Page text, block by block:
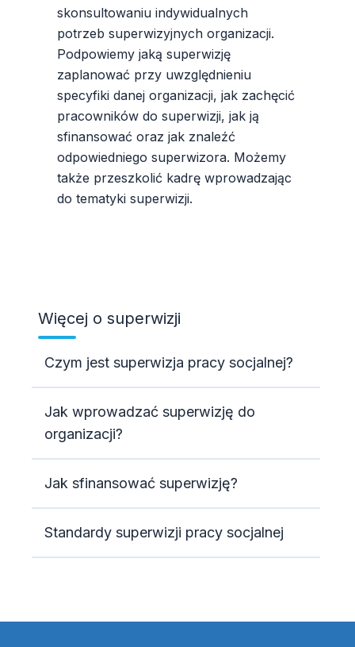
skonsultowaniu indywidualnych
potrzeb superwizyjnych organizacji.
Podpowiemy jaką superwizję
zaplanować przy uwzględnieniu
specyfiki danej organizacji, jak zachęcić
pracowników do superwizji, jak ją
sfinansować oraz jak znaleźć
odpowiedniego superwizora. Możemy
także przeszkolić kadrę wprowadzając
do tematyki superwizji.
Więcej o superwizji
Czym jest superwizja pracy socjalnej?
Jak wprowadzać superwizję do
organizacji?
Jak sfinansować superwizję?
Standardy superwizji pracy socjalnej